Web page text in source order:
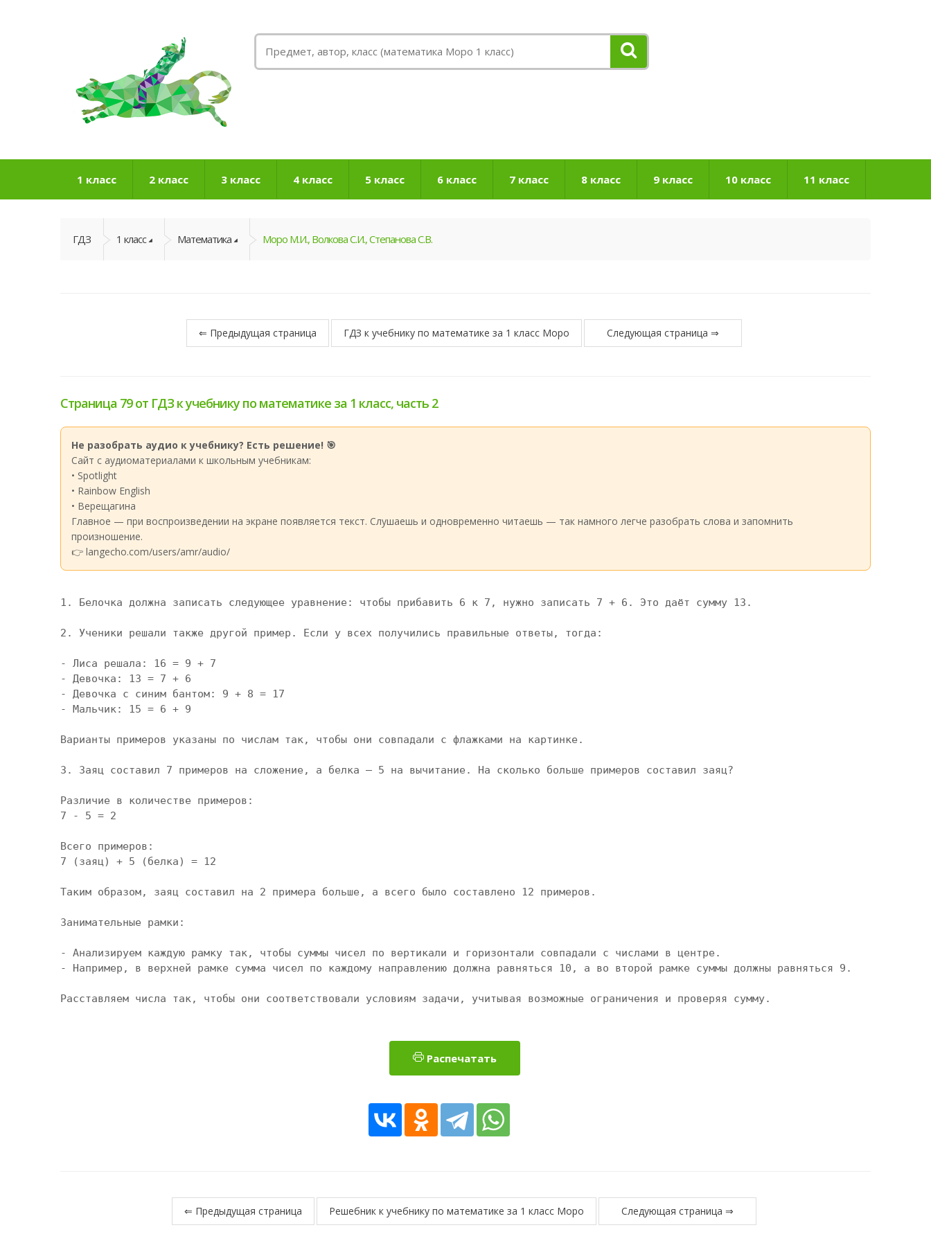
1 класс 2 класс 3 класс 4 класс 5 класс 6 класс 7 класс 8 класс 9 класс 10 класс 11 класс
ГДЗ 1 класс Математика Моро М.И., Волкова С.И., Степанова С.В.
⇐ Предыдущая страница ГДЗ к учебнику по математике за 1 класс Моро Следующая страница ⇒
Страница 79 от ГДЗ к учебнику по математике за 1 класс, часть 2
Не разобрать аудио к учебнику? Есть решение! 🎯
Сайт с аудиоматериалами к школьным учебникам:
• Spotlight
• Rainbow English
• Верещагина
Главное — при воспроизведении на экране появляется текст. Слушаешь и одновременно читаешь — так намного легче разобрать слова и запомнить
произношение.
👉 langecho.com/users/amr/audio/
1. Белочка должна записать следующее уравнение: чтобы прибавить 6 к 7, нужно записать 7 + 6. Это даёт сумму 13.
2. Ученики решали также другой пример. Если у всех получились правильные ответы, тогда:
- Лиса решала: 16 = 9 + 7
- Девочка: 13 = 7 + 6
- Девочка с синим бантом: 9 + 8 = 17
- Мальчик: 15 = 6 + 9
Варианты примеров указаны по числам так, чтобы они совпадали с флажками на картинке.
3. Заяц составил 7 примеров на сложение, а белка — 5 на вычитание. На сколько больше примеров составил заяц?
Различие в количестве примеров:
7 - 5 = 2
Всего примеров:
7 (заяц) + 5 (белка) = 12
Таким образом, заяц составил на 2 примера больше, а всего было составлено 12 примеров.
Занимательные рамки:
- Анализируем каждую рамку так, чтобы суммы чисел по вертикали и горизонтали совпадали с числами в центре.
- Например, в верхней рамке сумма чисел по каждому направлению должна равняться 10, а во второй рамке суммы должны равняться 9.
Расставляем числа так, чтобы они соответствовали условиям задачи, учитывая возможные ограничения и проверяя сумму.
Распечатать
⇐ Предыдущая страница Решебник к учебнику по математике за 1 класс Моро Следующая страница ⇒